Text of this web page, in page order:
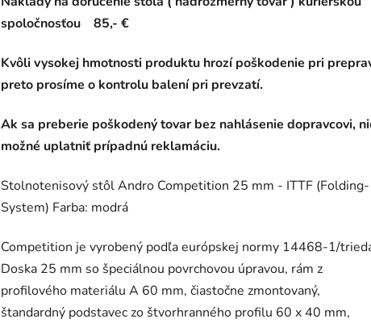
spoločnosťou 85,- €
Kvôli vysokej hmotnosti produktu hrozí poškodenie pri
preto prosíme o kontrolu balení pri prevzatí.
Ak sa preberie poškodený tovar bez nahlásenie dopravcovi,
možné uplatniť prípadnú reklamáciu.
Stolnotenisový stôl Andro Competition 25 mm - ITTF (Folding-
System) Farba: modrá
Competition je vyrobený podľa európskej normy 14468-1/
Doska 25 mm so špeciálnou povrchovou úpravou, rám z
profilového materiálu A 60 mm, čiastočne zmontovaný,
štandardný podstavec zo štvorhranného profilu 60 x 40 mm,